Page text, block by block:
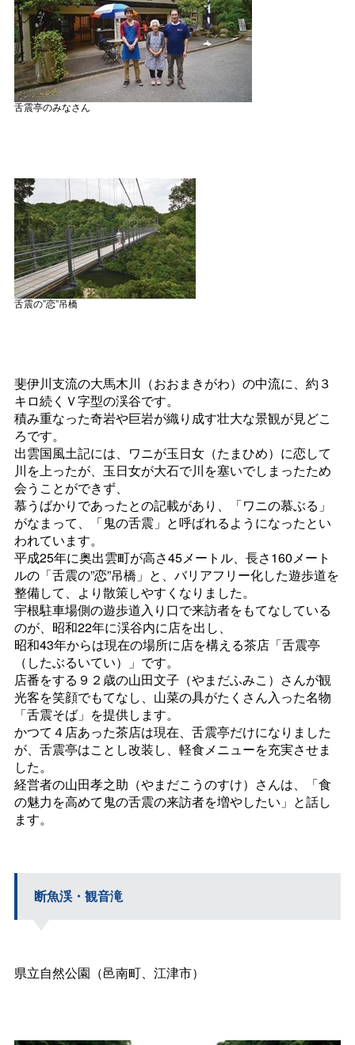
舌震亭のみなさん
舌震の”恋”吊橋
斐伊川支流の大馬木川（おおまきがわ）の中流に、約３
キロ続くＶ字型の渓谷です。
積み重なった奇岩や巨岩が織り成す壮大な景観が見どこ
ろです。
出雲国風土記には、ワニが玉日女（たまひめ）に恋して
川を上ったが、玉日女が大石で川を塞いでしまったため
会うことができず、
慕うばかりであったとの記載があり、「ワニの慕ぶる」
がなまって、「鬼の舌震」と呼ばれるようになったとい
われています。
平成25年に奥出雲町が高さ45メートル、長さ160メート
ルの「舌震の”恋”吊橋」と、バリアフリー化した遊歩道を
整備して、より散策しやすくなりました。
宇根駐車場側の遊歩道入り口で来訪者をもてなしている
のが、昭和22年に渓谷内に店を出し、
昭和43年からは現在の場所に店を構える茶店「舌震亭
（したぶるいてい）」です。
店番をする９２歳の山田文子（やまだふみこ）さんが観
光客を笑顔でもてなし、山菜の具がたくさん入った名物
「舌震そば」を提供します。
かつて４店あった茶店は現在、舌震亭だけになりました
が、舌震亭はことし改装し、軽食メニューを充実させま
した。
経営者の山田孝之助（やまだこうのすけ）さんは、「食
の魅力を高めて鬼の舌震の来訪者を増やしたい」と話し
ます。
断魚渓・観音滝
県立自然公園（邑南町、江津市）